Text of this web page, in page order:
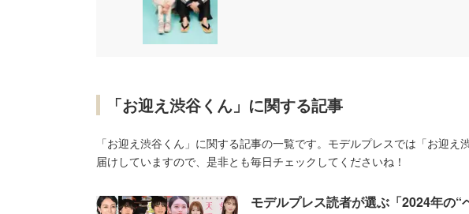
「お迎え渋谷くん」に関する記事
「お迎え渋谷くん」に関する記事の一覧です。モデルプレスでは「お迎
届けしていますので、是非とも毎日チェックしてくださいね！
モデルプレス読者が選ぶ「2024年の